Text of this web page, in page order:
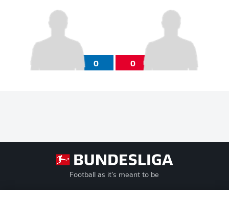
0 0
Football as it’s meant to be